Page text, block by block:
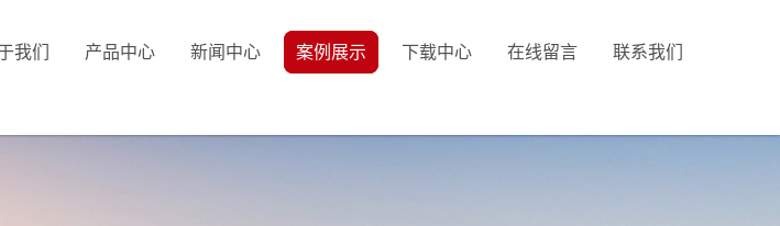
我们 产品中心 新闻中心 案例展示 下载中心 在线留言 联系我们